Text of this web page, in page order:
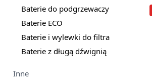
Baterie do podgrzewaczy
Baterie ECO
Baterie i wylewki do filtra
Baterie z długą dźwignią
Inne